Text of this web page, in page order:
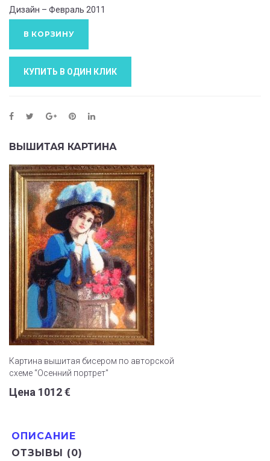
Дизайн – Февраль 2011
В КОРЗИНУ
КУПИТЬ В ОДИН КЛИК
ОПИСАНИЕ
ОТЗЫВЫ (0)
ВЫШИТАЯ КАРТИНА
Картина вышитая бисером по авторской
схеме “Осенний портрет"
Цена 1012 €